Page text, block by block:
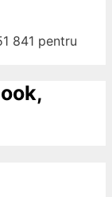
841 pentru